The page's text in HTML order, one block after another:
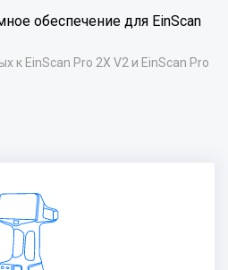
обеспечение для EinScan
к EinScan Pro 2X V2 и EinScan Pro